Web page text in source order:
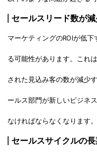
セールスリード数が
マーケティングのROIが低
る可能性があります。これ
された見込み客の数が減少
ールス部門が新しいビジネ
なければならなくなります。
セールスサイクルの